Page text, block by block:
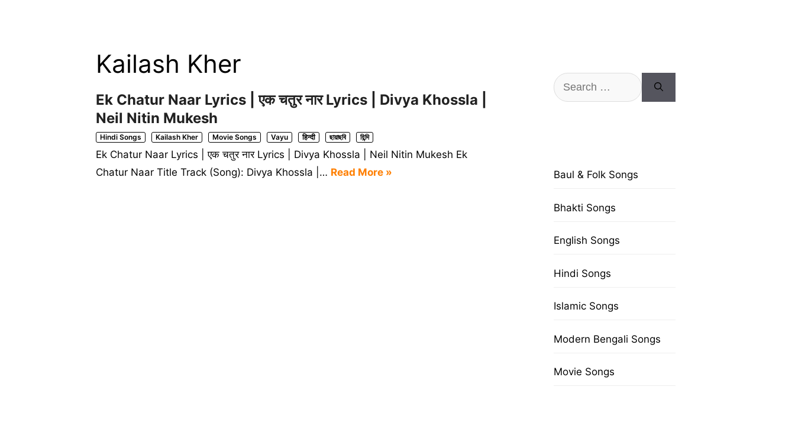
Kailash Kher
Ek Chatur Naar Lyrics | एक चतुर नार Lyrics | Divya Khossla |
Neil Nitin Mukesh
Hindi Songs Kailash Kher Movie Songs Vayu हिन्दी ছায়াছবি হিন্দি
Ek Chatur Naar Lyrics | एक चतुर नार Lyrics | Divya Khossla | Neil Nitin Mukesh Ek
Chatur Naar Title Track (Song): Divya Khossla |… Read More »
Search
for:
Baul & Folk Songs
Bhakti Songs
English Songs
Hindi Songs
Islamic Songs
Modern Bengali Songs
Movie Songs